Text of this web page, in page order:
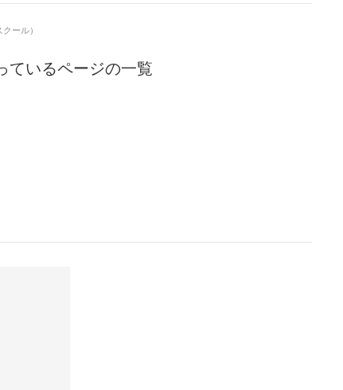
ール）
ているページの一覧